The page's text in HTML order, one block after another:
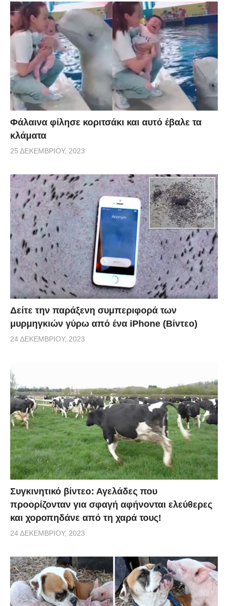
Φάλαινα φίλησε κοριτσάκι και αυτό έβαλε τα
κλάματα
25 ΔΕΚΕΜΒΡΊΟΥ, 2023
Δείτε την παράξενη συμπεριφορά των
μυρμηγκιών γύρω από ένα iPhone (Βίντεο)
24 ΔΕΚΕΜΒΡΊΟΥ, 2023
Συγκινητικό βίντεο: Αγελάδες που
προορίζονταν για σφαγή αφήνονται ελεύθερες
και χοροπηδάνε από τη χαρά τους!
24 ΔΕΚΕΜΒΡΊΟΥ, 2023